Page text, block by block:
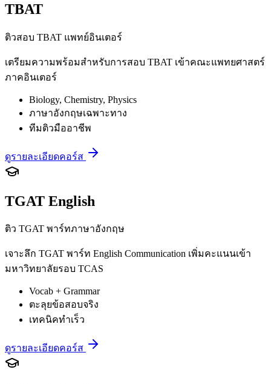
TBAT
ติวสอบ TBAT แพทย์อินเตอร์
เตรียมความพร้อมสำหรับการสอบ TBAT เข้าคณะแพทยศาสตร์
ภาคอินเตอร์
Biology, Chemistry, Physics
ภาษาอังกฤษเฉพาะทาง
ทีมติวมืออาชีพ
ดูรายละเอียดคอร์ส
TGAT English
ติว TGAT พาร์ทภาษาอังกฤษ
เจาะลึก TGAT พาร์ท English Communication เพิ่มคะแนนเข้า
มหาวิทยาลัยรอบ TCAS
Vocab + Grammar
ตะลุยข้อสอบจริง
เทคนิคทำเร็ว
ดูรายละเอียดคอร์ส